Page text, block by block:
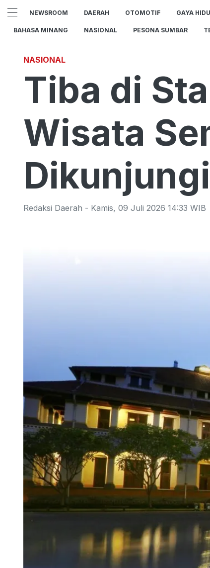
NEWSROOM DAERAH OTOMOTIF GAYA
BAHASA MINANG NASIONAL PESONA SUMBAR
NASIONAL
Tiba di
Wisata
Dikunjungi
Redaksi Daerah - Kamis, 09 Juli 2026 14:33 WIB